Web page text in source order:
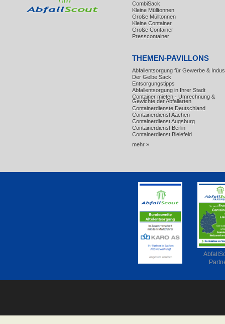
CombiSack
Kleine Mülltonnen
Große Mülltonnen
Kleine Container
Große Container
Presscontainer
THEMEN-PAVILLONS
Abfallentsorgung für Gewerbe &
Der Gelbe Sack
Entsorgungstipps
Abfallentsorgung in Ihrer Stadt
Container mieten - Umrechnung &
Gewichte der Abfallarten
Containerdienste Deutschland
Containerdienst Aachen
Containerdienst Augsburg
Containerdienst Berlin
Containerdienst Bielefeld
mehr »